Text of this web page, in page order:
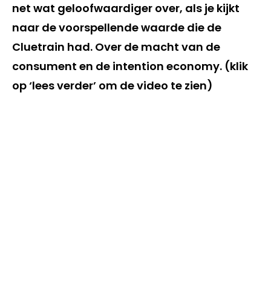
net wat geloofwaardiger over, als je kijkt
naar de voorspellende waarde die de
Cluetrain had. Over de macht van de
consument en de intention economy. (klik
op ‘lees verder’ om de video te zien)